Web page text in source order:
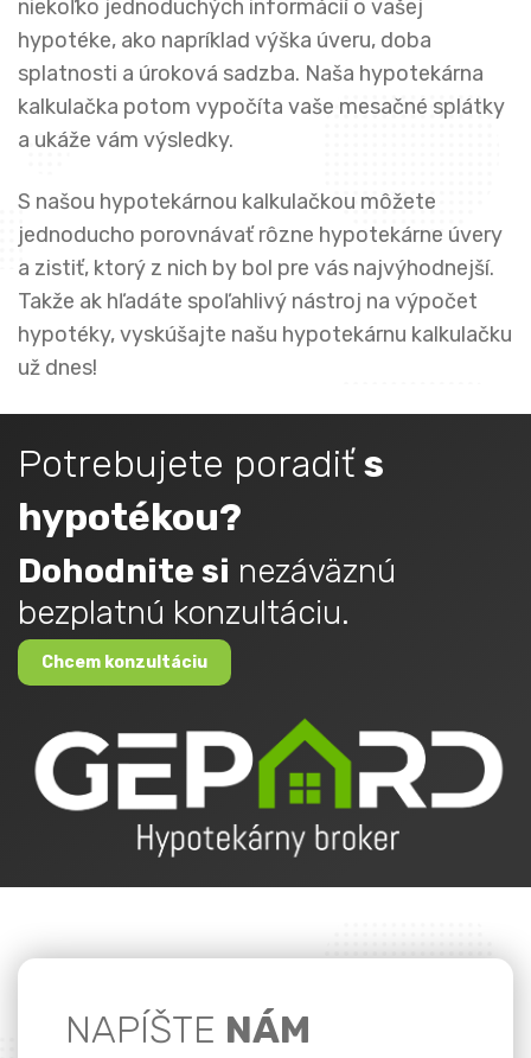
niekoľko jednoduchých informácií o vašej
hypotéke, ako napríklad výška úveru, doba
splatnosti a úroková sadzba. Naša hypotekárna
kalkulačka potom vypočíta vaše mesačné splátky
a ukáže vám výsledky.
S našou hypotekárnou kalkulačkou môžete
jednoducho porovnávať rôzne hypotekárne úvery
a zistiť, ktorý z nich by bol pre vás najvýhodnejší.
Takže ak hľadáte spoľahlivý nástroj na výpočet
hypotéky, vyskúšajte našu hypotekárnu kalkulačku
už dnes!
Potrebujete poradiťs
hypotékou?
Dohodnite si nezáväznú
bezplatnú konzultáciu.
Chcem konzultáciu
NAPÍŠTE NÁM